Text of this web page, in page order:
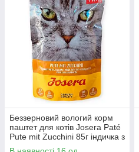
Беззерновий вологий корм
паштет для котів Josera Paté
Pute mit Zucchini 85г індичка з
цукіні, псиліумом та